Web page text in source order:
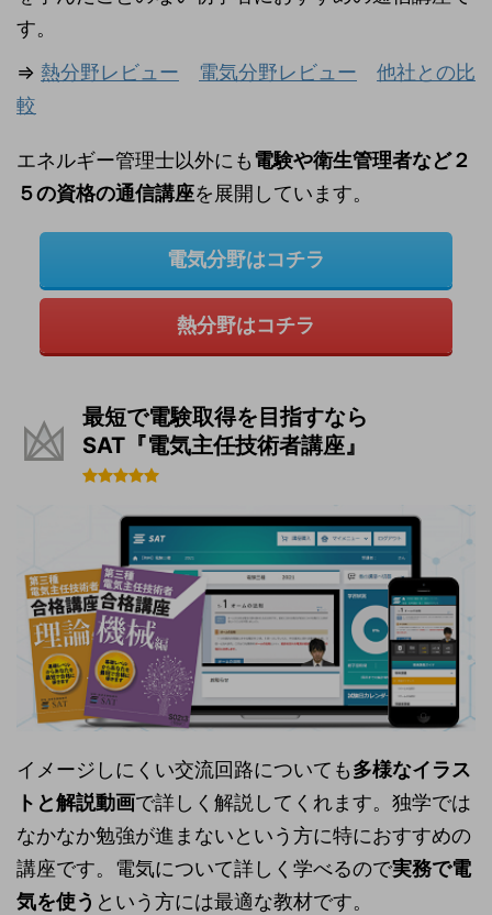
す。
⇒ 熱分野レビュー 電気分野レビュー
他社との比
較
エネルギー管理士以外にも電験や衛生管理者など２
５の資格の通信講座を展開しています。
電気分野はコチラ
熱分野はコチラ
最短で電験取得を目指すなら
SAT『電気主任技術者講座』
イメージしにくい交流回路についても多様なイラス
トと解説動画で詳しく解説してくれます。独学では
なかなか勉強が進まないという方に特におすすめの
講座です。電気について詳しく学べるので実務で電
気を使う という方には最適な教材です。